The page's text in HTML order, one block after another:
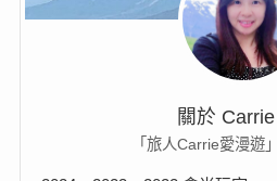
關於
「旅人Carrie愛漫遊